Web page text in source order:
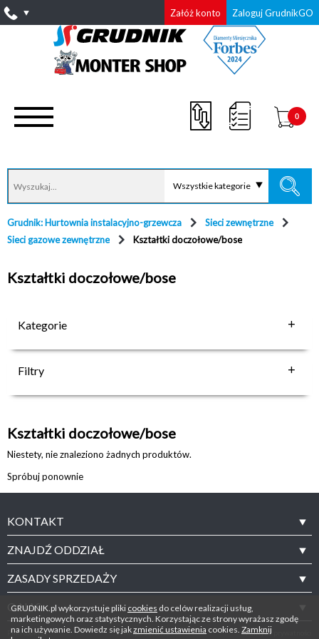
Załóż konto Zaloguj GrudnikGO
Wszystkie kategorie
0
Grudnik: Hurtownia instalacyjno-grzewcza
Sieci zewnętrzne
Sieci gazowe zewnętrzne
Kształtki doczołowe/bose
Kształtki doczołowe/bose
Kategorie
Filtry
Kształtki doczołowe/bose
Niestety, nie znaleziono żadnych produktów.
Spróbuj ponownie
KONTAKT
ZNAJDŹ ODDZIAŁ
ZASADY SPRZEDAŻY
O NAS
Pliki cookies Mapa serwisu
Polityka prywatności
GRUDNIK.pl wykorzystuje pliki cookies do celów realizacji usług,
marketingowych oraz statystycznych. Korzystając ze strony wyrażasz zgodę
na ich używanie. Dowiedz się jakzmienić ustawienia cookies. Zamknij